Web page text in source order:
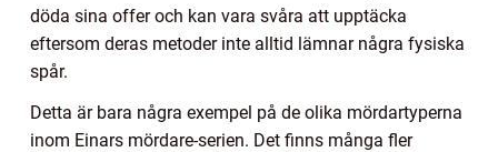
döda sina offer och kan vara svåra att upptäcka
eftersom deras metoder inte alltid lämnar några fysiska
spår.
Detta är bara några exempel på de olika mördartyperna
inom Einars mördare-serien. Det finns många fler